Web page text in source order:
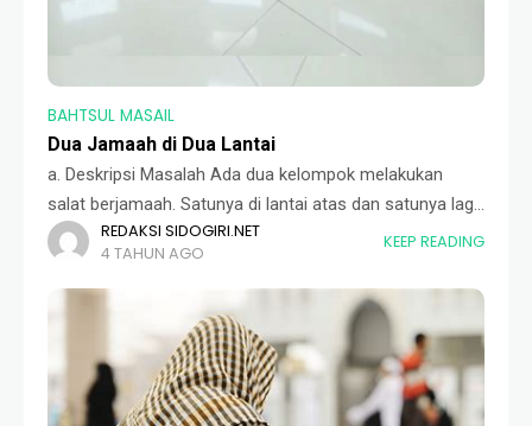
BAHTSUL MASAIL
Dua Jamaah di Dua Lantai
a. Deskripsi Masalah Ada dua kelompok melakukan
salat berjamaah. Satunya di lantai atas dan satunya lagi
di lantai bawah. Kemudian makmum yang di bawah
mendengar salam, sehingga mereka salam. Ternyata
REDAKSI SIDOGIRI.NET
4 TAHUN AGO
KEEP READING